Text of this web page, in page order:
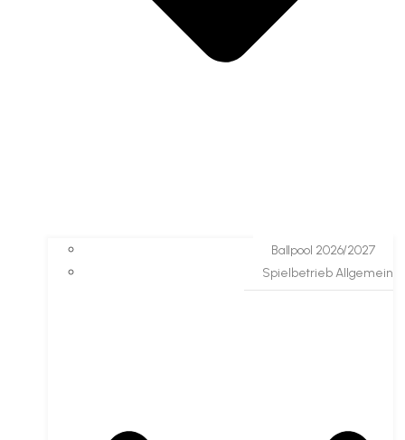
Ballpool 2026/2027
Spielbetrieb Allgemein